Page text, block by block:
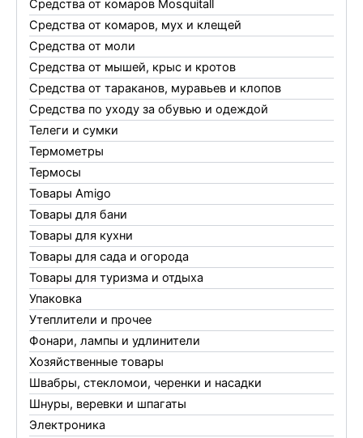
Средства от комаров Mosquitall
Средства от комаров, мух и клещей
Средства от моли
Средства от мышей, крыс и кротов
Средства от тараканов, муравьев и клопов
Средства по уходу за обувью и одеждой
Телеги и сумки
Термометры
Термосы
Товары Amigo
Товары для бани
Товары для кухни
Товары для сада и огорода
Товары для туризма и отдыха
Упаковка
Утеплители и прочее
Фонари, лампы и удлинители
Хозяйственные товары
Швабры, стекломои, черенки и насадки
Шнуры, веревки и шпагаты
Электроника